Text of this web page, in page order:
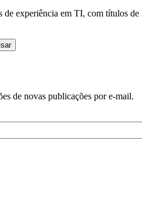
de experiência em TI, com títulos
de novas publicações por e-mail.